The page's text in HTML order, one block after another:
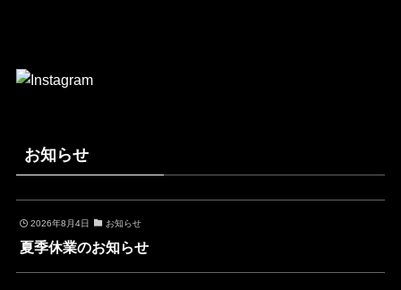
お知らせ
2026年8月4日 お知らせ
夏季休業のお知らせ